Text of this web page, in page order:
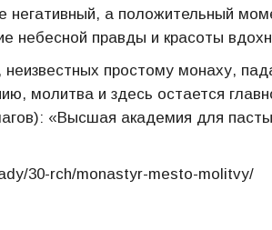
негативный, а положительный
небесной правды и красоты
неизвестных простому монаху,
молитва и здесь остается
«Высшая академия для
30-rch/monastyr-mesto-molitvy/